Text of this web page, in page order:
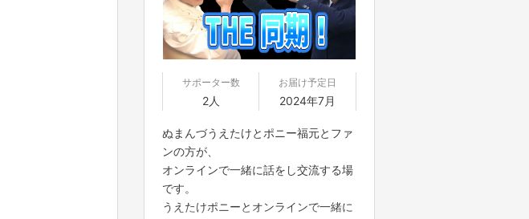
でもプロジェクトの実行を中止するこ
とができ、プランナーは一切の責任を
負担しません。
■二次利用の目的や、有料イベントや
PR目的での配信イベント・番組などは
基本NGとします。
■参加する権利の転売や譲渡は禁止と
させていただきます。購入したご本人
のみが参加できます
※こちらのリターンは実施日の前日16
にてお送りいたします。
お知らせした時間を厳守して下さい。
遅れると参加できなくなります。
■20歳未満の場合、ご参加いただけま
せんので、ご注意ください。開始15分
前より、20歳以上であることの確認を
行うため、オンライン上で身分証明書
を確認させていただきます。
■コンプライアンスの観点から録画さ
せていただいております。あらかじめ
サポーター数
2人
お届け予定日
2024年7月
ぬまんづうえたけとポニー福元とファ
ンの方が、
オンラインで一緒に話をし交流する場
です。
うえたけポニーとオンラインで一緒に